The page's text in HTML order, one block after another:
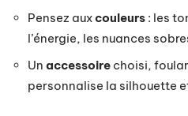
Pensez auxcouleurs : les
l’énergie, les nuances
Un accessoire choisi,
personnalise la silhouette